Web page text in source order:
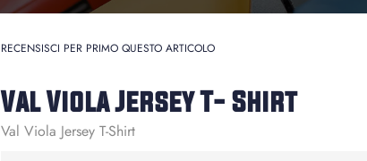
RECENSISCI PER PRIMO QUESTO ARTICOLO
Val Viola Jersey T- Shirt
Val Viola Jersey T-Shirt